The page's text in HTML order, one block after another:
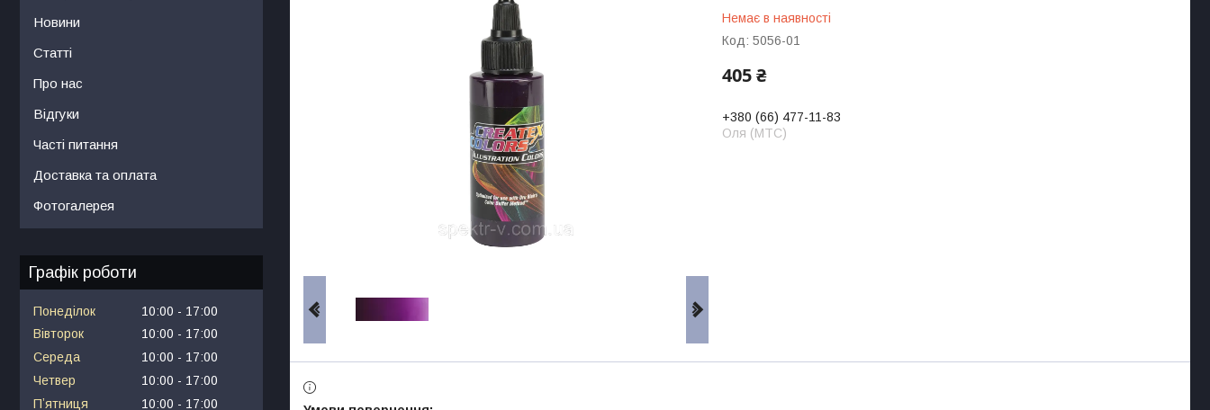
Немає в наявності
Код: 5056-01
405 ₴
+380 (66) 477-11-83
Оля (МТС)
Новини
Статті
Про нас
Відгуки
Часті питання
Доставка та оплата
Фотогалерея
Графік роботи
Понеділок 10:00
17:00
Вівторок
10:00
17:00
Середа
10:00
17:00
Четвер
10:00
17:00
Пʼятниця
10:00
17:00